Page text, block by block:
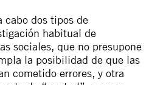
cabo dos tipos de
habitual de
sociales, que no presupone
la posibilidad de que las
cometido errores, y otra